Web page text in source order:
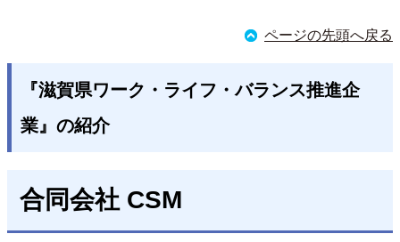
ページの先頭へ戻る
『滋賀県ワーク・ライフ・バランス推進企
業』の紹介
合同会社 CSM